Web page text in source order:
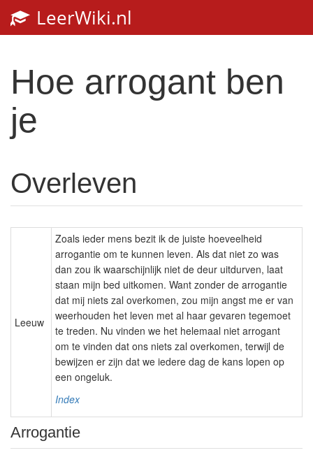
LeerWiki.nl
Hoe arrogant ben
je
Overleven
Leeuw
Zoals ieder mens bezit ik de juiste hoeveelheid
arrogantie om te kunnen leven. Als dat niet zo was
dan zou ik waarschijnlijk niet de deur uitdurven, laat
staan mijn bed uitkomen. Want zonder de arrogantie
dat mij niets zal overkomen, zou mijn angst me er van
weerhouden het leven met al haar gevaren tegemoet
te treden. Nu vinden we het helemaal niet arrogant
om te vinden dat ons niets zal overkomen, terwijl de
bewijzen er zijn dat we iedere dag de kans lopen op
een ongeluk.
Index
Arrogantie